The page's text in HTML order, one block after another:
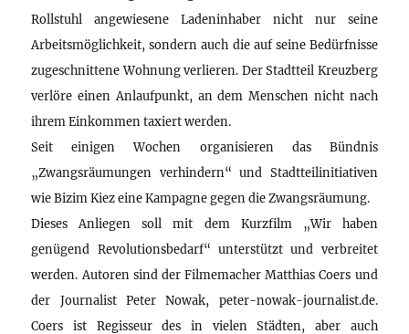
Rollstuhl angewiesene Ladeninhaber nicht nur seine
Arbeitsmöglichkeit, sondern auch die auf seine Bedürfnisse
zugeschnittene Wohnung verlieren. Der Stadtteil Kreuzberg
verlöre einen Anlaufpunkt, an dem Menschen nicht nach
ihrem Einkommen taxiert werden.
Seit einigen Wochen organisieren das Bündnis
„Zwangsräumungen verhindern“ und Stadtteilinitiativen
wie Bizim Kiez eine Kampagne gegen die Zwangsräumung.
Dieses Anliegen soll mit dem Kurzfilm „Wir haben
genügend Revolutionsbedarf“ unterstützt und verbreitet
werden. Autoren sind der Filmemacher Matthias Coers und
der Journalist Peter Nowak, peter-nowak-journalist.de.
Coers ist Regisseur des in vielen Städten, aber auch